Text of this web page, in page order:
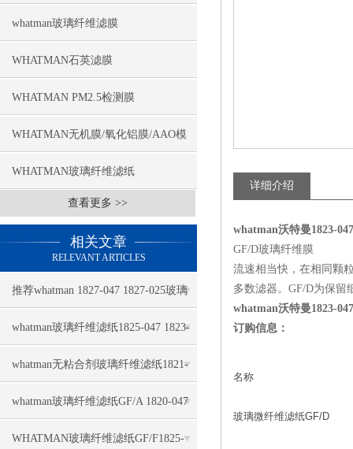
whatman玻璃纤维滤膜
WHATMAN石英滤膜
WHATMAN PM2.5检测膜
WHATMAN无机膜/氧化铝膜/AAO模
板
WHATMAN玻璃纤维滤纸
查看更多 >>
相关文章
RELEVANT ARTICLES
推荐whatman 1827-047 1827-025玻璃
纤维滤纸
whatman玻璃纤维滤纸1825-047 1823-
047推荐
whatman无粘合剂玻璃纤维滤纸1821-
110几大特点
whatman玻璃纤维滤纸GF/A 1820-047
几大特点
WHATMAN玻璃纤维滤纸GF/F1825-
详细介绍
whatman沃特曼1823-
GF/D玻璃纤维膜
流速相当快，在相同颗
多数滤器。GF/D为保留
whatman沃特曼1823-
订购信息：
名称
玻璃微纤维滤纸GF/D